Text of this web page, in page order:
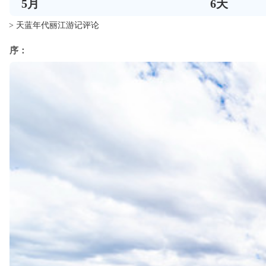
5月 6天
> 天蓝年代丽江游记评论
序：